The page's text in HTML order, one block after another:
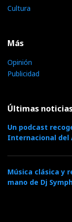
Cultura
Más
Opinión
Publicidad
Últimas
Un podcast
Internacional del
Música clásica y
mano de Dj